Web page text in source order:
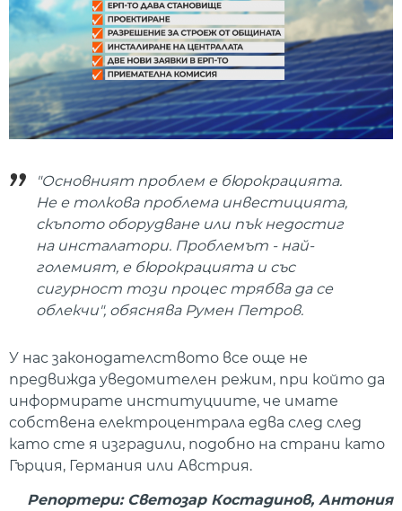
"Основният проблем е бюрокрацията.
Не е толкова проблема инвестицията,
скъпото оборудване или пък недостиг
на инсталатори. Проблемът - най-
големият, е бюрокрацията и със
сигурност този процес трябва да се
облекчи", обяснява Румен Петров.
У нас законодателството все още не
предвижда уведомителен режим, при който да
информирате институциите, че имате
собствена електроцентрала едва след след
като сте я изградили, подобно на страни като
Гърция, Германия или Австрия.
Репортери: Светозар Костадинов, Антония